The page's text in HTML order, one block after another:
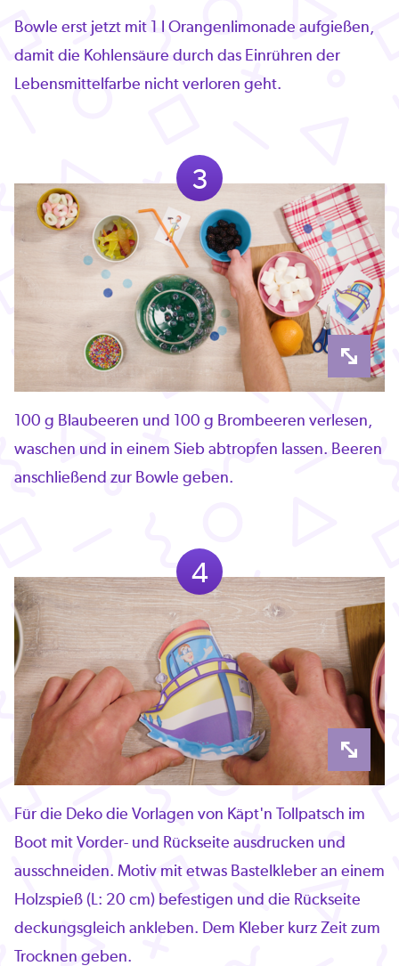
Bowle erst jetzt mit 1 l Orangenlimonade aufgießen,
damit die Kohlensäure durch das Einrühren der
Lebensmittelfarbe nicht verloren geht.
3
100 g Blaubeeren und 100 g Brombeeren verlesen,
waschen und in einem Sieb abtropfen lassen. Beeren
anschließend zur Bowle geben.
4
Für die Deko die Vorlagen von Käpt'n Tollpatsch im
Boot mit Vorder- und Rückseite ausdrucken und
ausschneiden. Motiv mit etwas Bastelkleber an einem
Holzspieß (L: 20 cm) befestigen und die Rückseite
deckungsgleich ankleben. Dem Kleber kurz Zeit zum
Trocknen geben.